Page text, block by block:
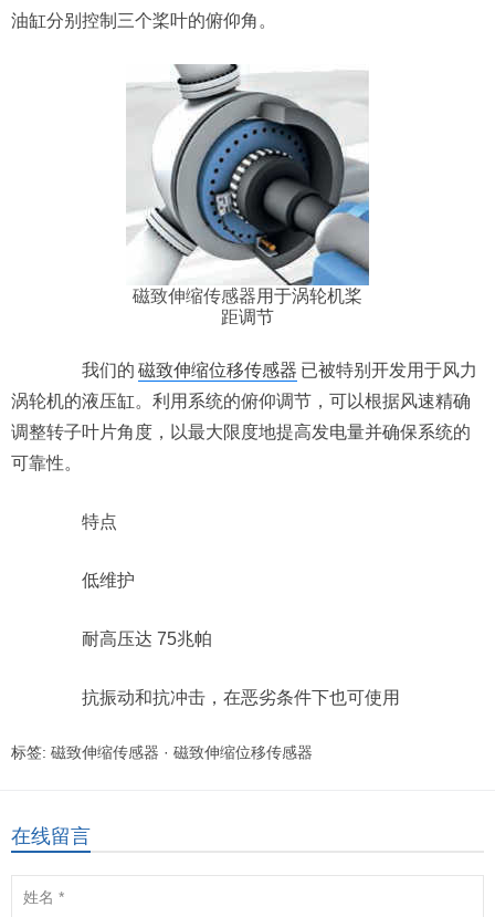
油缸分别控制三个桨叶的俯仰角。
磁致伸缩传感器用于涡轮机桨
距调节
我们的 磁致伸缩位移传感器 已被特别开发用于风力
涡轮机的液压缸。利用系统的俯仰调节，可以根据风速精确
调整转子叶片角度，以最大限度地提高发电量并确保系统的
可靠性。
特点
低维护
耐高压达 75兆帕
抗振动和抗冲击，在恶劣条件下也可使用
标签: 磁致伸缩传感器 · 磁致伸缩位移传感器
在线留言